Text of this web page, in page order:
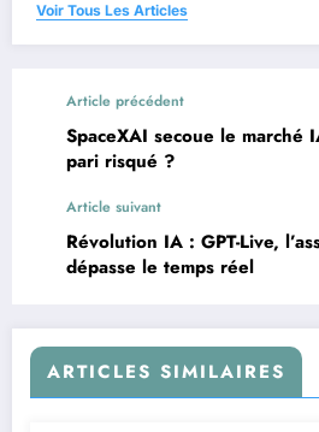
Voir Tous Les Articles
Article précédent
SpaceXAI secoue le
pari risqué ?
Article suivant
Révolution IA : GPT-Live,
dépasse le temps réel
ARTICLES SIMILAIRES